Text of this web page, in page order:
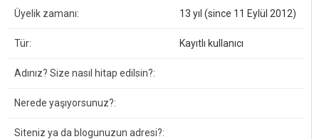
Üyelik zamanı: 13 yıl (since 11 Eylül 2012)
Tür: Kayıtlı kullanıcı
Adınız? Size nasıl hitap edilsin?:
Nerede yaşıyorsunuz?:
Siteniz ya da blogunuzun adresi?: